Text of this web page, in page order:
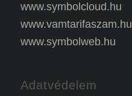
www.symbolcloud.hu
www.vamtarifaszam.hu
www.symbolweb.hu
Adatvédelem